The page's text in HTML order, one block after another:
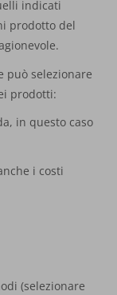
indicati
prodotto del
può selezionare
prodotti:
in questo caso
i costi
(selezionare